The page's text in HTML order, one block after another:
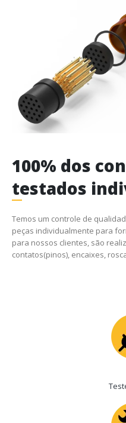
100% dos
testados
Temos um controle de
peças individualmente para
para nossos clientes, são
contatos(pinos), encaixes,